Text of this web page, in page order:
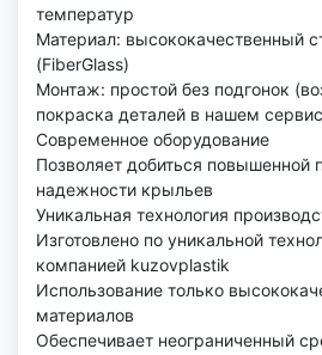
температур
Материал: высококачественный
(FiberGlass)
Монтаж: простой без подгонок
покраска деталей в нашем
Современное оборудование
Позволяет добиться повышенной
надежности крыльев
Уникальная технология
Изготовлено по уникальной
компанией kuzovplastik
Использование только
материалов
Обеспечивает неограниченный